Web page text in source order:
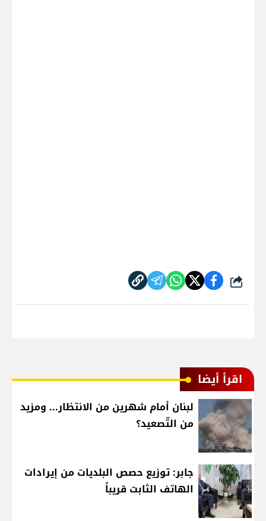
شارك
اقرأ أيضا
لبنان أمام شهرين من الانتظار... ومزيد
من التّصعيد؟
جابر: توزيع حصص البلديات من إيرادات
الهاتف الثابت قريباً